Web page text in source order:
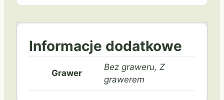
Informacje dodatkowe
Grawer
Bez graweru, Z
grawerem